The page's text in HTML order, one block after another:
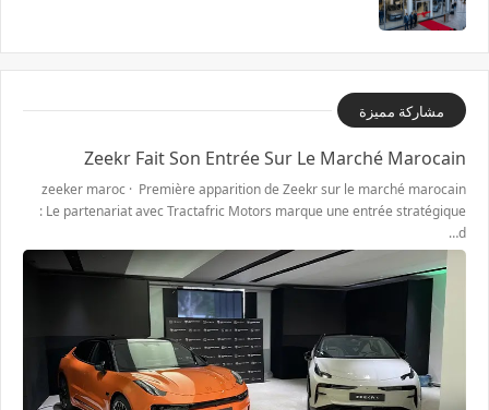
مشاركة مميزة
Zeekr Fait Son Entrée Sur Le Marché Marocain
zeeker maroc · Première apparition de Zeekr sur le marché marocain
: Le partenariat avec Tractafric Motors marque une entrée stratégique
d…